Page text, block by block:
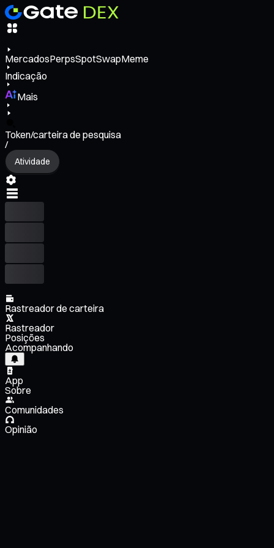
MercadosPerpsSpotSwapMeme
Indicação
Mais
Token/carteira de pesquisa
/
Atividade
Rastreador de carteira
Rastreador
Posições
Acompanhando
App
Sobre
Comunidades
Opinião